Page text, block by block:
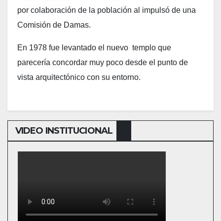
por colaboración de la población al impulsó de una
Comisión de Damas.
En 1978 fue levantado el nuevo templo que
parecería concordar muy poco desde el punto de
vista arquitectónico con su entorno.
VIDEO INSTITUCIONAL